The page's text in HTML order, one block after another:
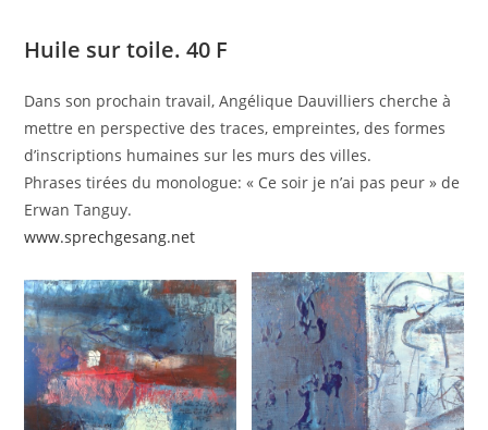
Huile sur toile. 40 F
Dans son prochain travail, Angélique Dauvilliers cherche à
mettre en perspective des traces, empreintes, des formes
d’inscriptions humaines sur les murs des villes.
Phrases tirées du monologue: « Ce soir je n’ai pas peur » de
Erwan Tanguy.
www.sprechgesang.net